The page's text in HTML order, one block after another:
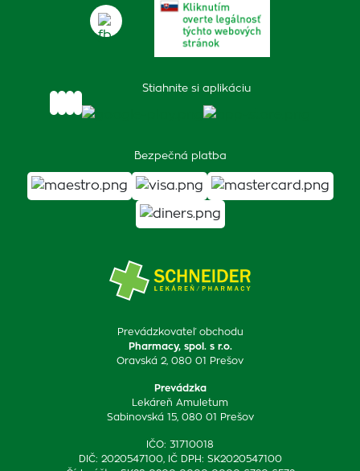
Prevádzkovateľ obchodu
Pharmacy, spol. s r.o.
Oravská 2, 080 01 Prešov
Prevádzka
Lekáreň Amuletum
Sabinovská 15, 080 01 Prešov
IČO: 31710018
DIČ: 2020547100, IČ DPH: SK2020547100
Stiahnite si aplikáciu
Bezpečná platba